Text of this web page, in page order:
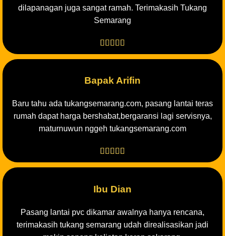
dilapanagan juga sangat ramah. Terimakasih Tukang
Semarang
    
Bapak Arifin
Baru tahu ada tukangsemarang.com, pasang lantai teras
rumah dapat harga bershabat,bergaransi lagi servisnya,
maturnuwun nggeh tukangsemarang.com
    
Ibu Dian
Pasang lantai pvc dikamar awalnya hanya rencana,
terimakasih tukang semarang udah direalisasikan jadi